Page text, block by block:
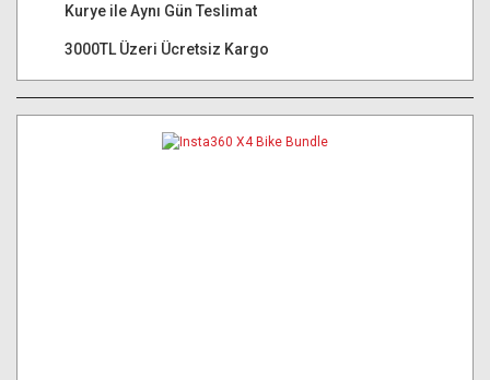
Kurye ile Aynı Gün Teslimat
3000TL Üzeri Ücretsiz Kargo